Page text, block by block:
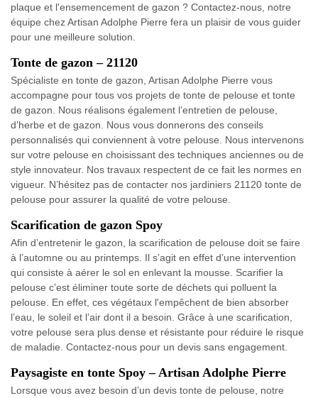
plaque et l'ensemencement de gazon ? Contactez-nous, notre
équipe chez Artisan Adolphe Pierre fera un plaisir de vous guider
pour une meilleure solution.
Tonte de gazon – 21120
Spécialiste en tonte de gazon, Artisan Adolphe Pierre vous
accompagne pour tous vos projets de tonte de pelouse et tonte
de gazon. Nous réalisons également l’entretien de pelouse,
d’herbe et de gazon. Nous vous donnerons des conseils
personnalisés qui conviennent à votre pelouse. Nous intervenons
sur votre pelouse en choisissant des techniques anciennes ou de
style innovateur. Nos travaux respectent de ce fait les normes en
vigueur. N’hésitez pas de contacter nos jardiniers 21120 tonte de
pelouse pour assurer la qualité de votre pelouse.
Scarification de gazon Spoy
Afin d’entretenir le gazon, la scarification de pelouse doit se faire
à l’automne ou au printemps. Il s’agit en effet d’une intervention
qui consiste à aérer le sol en enlevant la mousse. Scarifier la
pelouse c’est éliminer toute sorte de déchets qui polluent la
pelouse. En effet, ces végétaux l'empêchent de bien absorber
l’eau, le soleil et l’air dont il a besoin. Grâce à une scarification,
votre pelouse sera plus dense et résistante pour réduire le risque
de maladie. Contactez-nous pour un devis sans engagement.
Paysagiste en tonte Spoy – Artisan Adolphe Pierre
Lorsque vous avez besoin d’un devis tonte de pelouse, notre